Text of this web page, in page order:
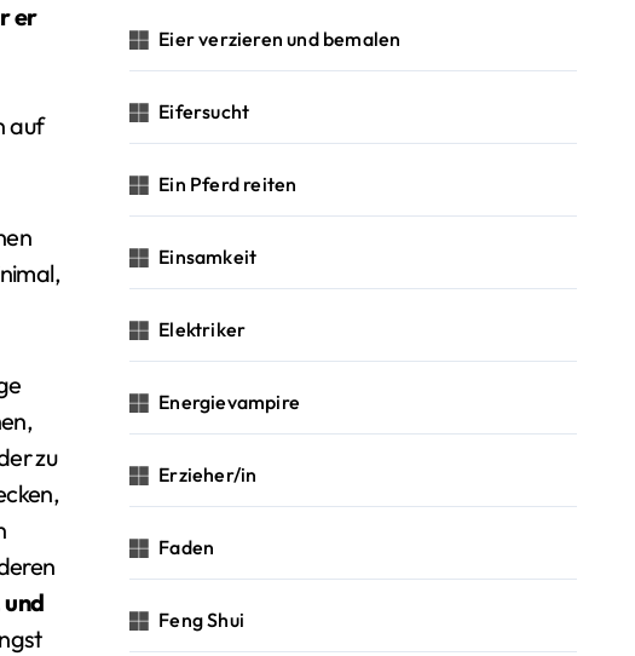
er
auf
zu
Eier verzieren und bemalen
Eifersucht
Ein Pferd reiten
Einsamkeit
Elektriker
Energievampire
Erzieher/in
Faden
Feng Shui